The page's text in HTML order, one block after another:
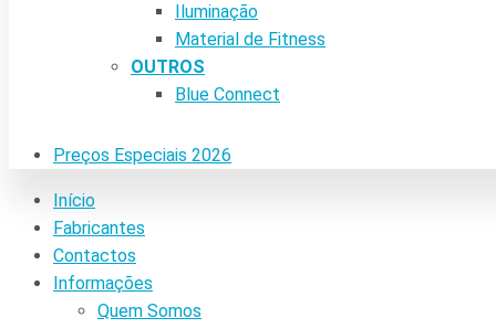
Iluminação
Material de Fitness
OUTROS
Blue Connect
Preços Especiais 2026
Início
Fabricantes
Contactos
Informações
Quem Somos